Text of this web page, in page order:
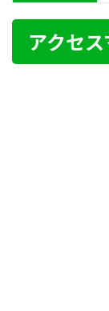
アクセ